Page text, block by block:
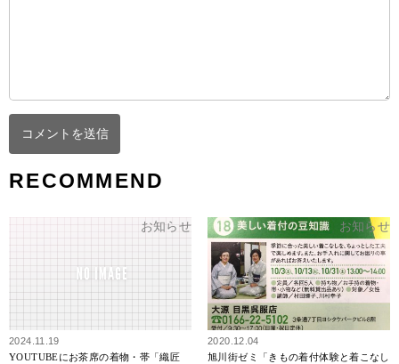
RECOMMEND
お知らせ
2024.11.19
YOUTUBEにお茶席の着物・帯「織匠
お知らせ
2020.12.04
旭川街ゼミ「きもの着付体験と着こなし